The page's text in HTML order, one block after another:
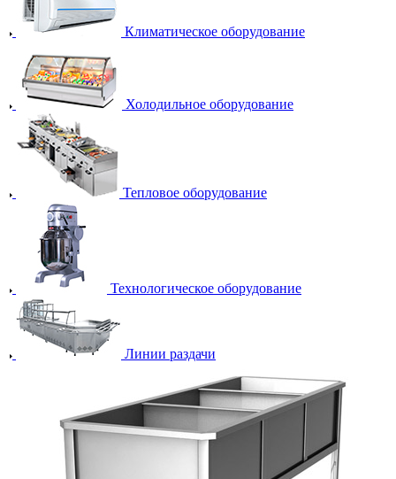
Климатическое оборудование
Холодильное оборудование
Тепловое оборудование
Технологическое оборудование
Линии раздачи